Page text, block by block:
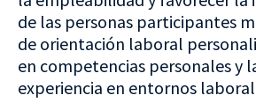
de las personas participantes
de orientación laboral
en competencias personales y
experiencia en entornos